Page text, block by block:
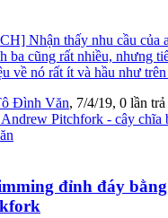
Nhận thấy nhu cầu của
ba cũng rất nhiều, nhưng
về nó rất ít và hầu như
Đình Văn, 7/4/19, 0 lần
Pitchfork - cây chĩa
đỉnh đáy